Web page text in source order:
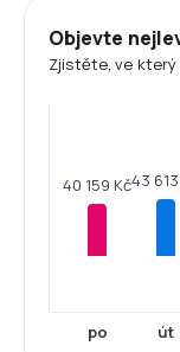
Objevte
Zjistěte, ve který
40 159 Kč
po
43
út